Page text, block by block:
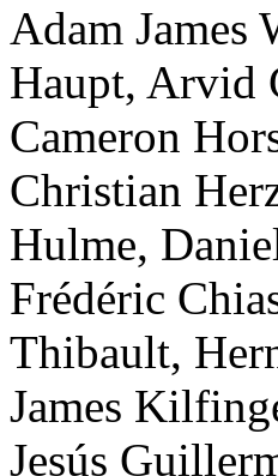
Adam James
Haupt, Arvid
Cameron
Christian
Hulme,
Frédéric
Thibault,
James
Jesús